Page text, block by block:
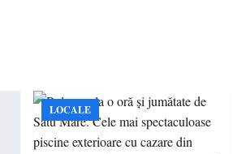
LOCALE